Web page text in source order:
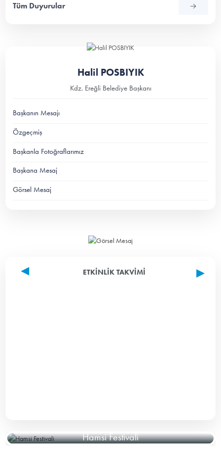
Tüm Duyurular
Halil POSBIYIK
Kdz. Ereğli Belediye Başkanı
Başkanın Mesajı
Özgeçmiş
Başkanla Fotoğraflarımız
Başkana Mesaj
Görsel Mesaj
ETKINLIK TAKVIMI
Hamsi Festivali